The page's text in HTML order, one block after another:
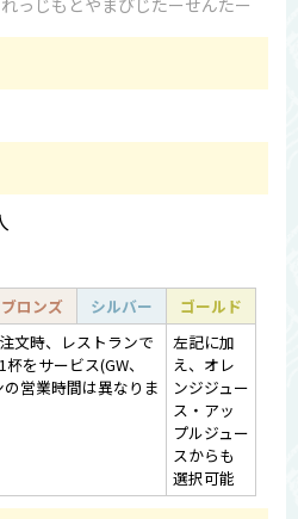
っじもとやまびじたーせんたー
ブロンズ シルバー
ゴールド
文時、レストランで
をサービス(GW、
営業時間は異なりま
左記に加
え、オレ
ンジジュー
ス・アッ
プルジュー
スからも
選択可能